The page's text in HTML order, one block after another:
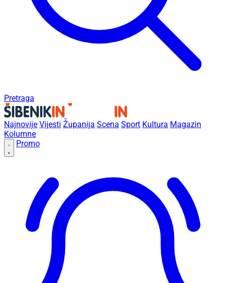
Pretraga
Najnovije Vijesti Županija Scena Sport Kultura Magazin
Kolumne
Promo